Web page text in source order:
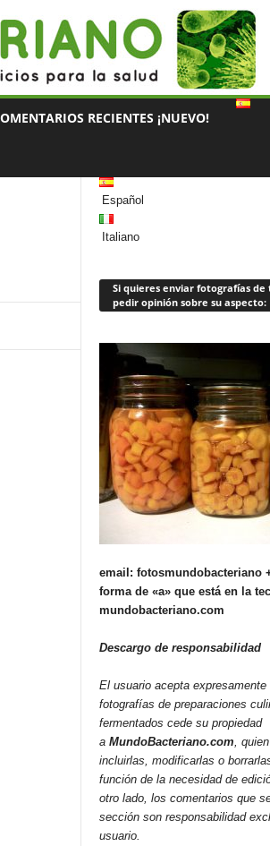
RECIENTES ¡NUEVO!
Español
Italiano
Si quieres enviar fotografías de
pedir opinión sobre su aspecto:
email: fotosmundobacteriano
forma de «a» que está en la
mundobacteriano.com
Descargo de responsabilidad
El usuario acepta expresamente
fotografías de preparaciones
fermentados cede su propiedad
a MundoBacteriano.com,
incluirlas, modificarlas o
función de la necesidad de
otro lado, los comentarios que
sección son responsabilidad
usuario.